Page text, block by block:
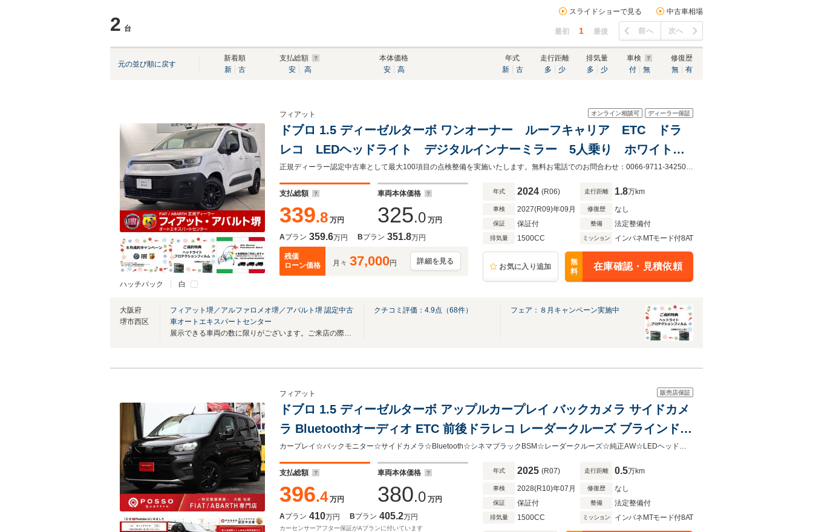
2 台
スライドショーで見る 中古車相場
最初 1 最後 前へ 次へ
元の並び順に戻す
新着順
新
古
支払総額
安
高
本体価格
安
高
年式
新
古
走行距離
多
少
排気量
多
少
車検
付
無
修復歴
無
有
ハッチバック 白
オンライン相談可 ディーラー保証
フィアット
ドブロ 1.5 ディーゼルターボ ワンオーナー ルーフキャリア ETC ドラ
レコ LEDヘッドライト デジタルインナーミラー 5人乗り ホワイトレ
タータイヤ
正規ディーラー認定中古車として最大100項目の点検整備を実施いたします。無料お電話でのお問合わせ：0066-9711-342505 営業時間：10:00～18:30（定休日：毎週火曜日・水曜日）。
支払総額
339.8 万円
車両本体価格
325.0 万円
Aプラン 359.6万円 Bプラン 351.8万円
残価
ローン価格
月々 37,000円 詳細を見る
年式 2024 (R06) 走行距離 1.8万km
車検 2027(R09)年09月 修復歴 なし
保証 保証付 整備 法定整備付
排気量 1500CC ミッション インパネMTモード付8AT
お気に入り追加
無
料
在庫確認・見積依頼
大阪府
堺市西区
フィアット堺／アルファロメオ堺／アバルト堺 認定中古
車オートエキスパートセンター
展示できる車両の数に限りがございます。ご来店の際は事前にご連絡下さいませ。
クチコミ評価： 4.9点（68件） フェア：８月キャンペーン実施中
販売店保証
フィアット
ドブロ 1.5 ディーゼルターボ アップルカープレイ バックカメラ サイドカメ
ラ Bluetoothオーディオ ETC 前後ドラレコ レーダークルーズ ブラインドス
ポットモニター コーナーセンサー スマートキー プッシュスタート 純正AW
LEDヘッド
カープレイ☆バックモニター☆サイドカメラ☆Bluetooth☆シネマブラックBSM☆レーダークルーズ☆純正AW☆LEDヘッド☆内外装クリーニング済み♪新車保証継承付き♪
支払総額
396.4 万円
車両本体価格
380.0 万円
Aプラン 410万円 Bプラン 405.2万円
カーセンサーアフター保証がAプランに付いています
年式 2025 (R07) 走行距離 0.5万km
車検 2028(R10)年07月 修復歴 なし
保証 保証付 整備 法定整備付
排気量 1500CC ミッション インパネMTモード付8AT